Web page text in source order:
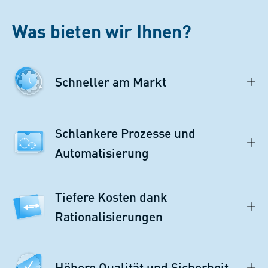
Was bieten wir Ihnen?
Schneller am Markt
Schlankere Prozesse und
Automatisierung
Tiefere Kosten dank
Rationalisierungen